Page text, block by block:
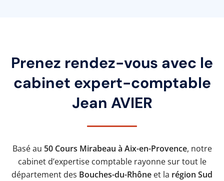
Prenez rendez-vous avec le
cabinet expert-comptable
Jean AVIER
Basé au 50 Cours Mirabeau à Aix-en-Provence, notre
cabinet d’expertise comptable rayonne sur tout le
département des Bouches-du-Rhône et la région Sud